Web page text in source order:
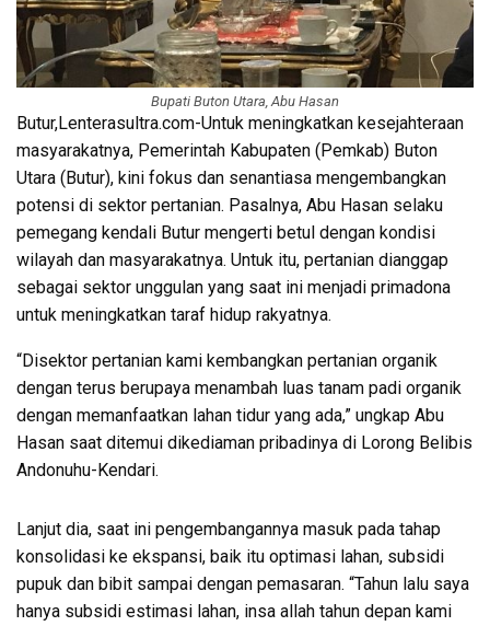
Bupati Buton Utara, Abu Hasan
Butur,Lenterasultra.com-Untuk meningkatkan kesejahteraan
masyarakatnya, Pemerintah Kabupaten (Pemkab) Buton
Utara (Butur), kini fokus dan senantiasa mengembangkan
potensi di sektor pertanian. Pasalnya, Abu Hasan selaku
pemegang kendali Butur mengerti betul dengan kondisi
wilayah dan masyarakatnya. Untuk itu, pertanian dianggap
sebagai sektor unggulan yang saat ini menjadi primadona
untuk meningkatkan taraf hidup rakyatnya.
“Disektor pertanian kami kembangkan pertanian organik
dengan terus berupaya menambah luas tanam padi organik
dengan memanfaatkan lahan tidur yang ada,” ungkap Abu
Hasan saat ditemui dikediaman pribadinya di Lorong Belibis
Andonuhu-Kendari.
Lanjut dia, saat ini pengembangannya masuk pada tahap
konsolidasi ke ekspansi, baik itu optimasi lahan, subsidi
pupuk dan bibit sampai dengan pemasaran. “Tahun lalu saya
hanya subsidi estimasi lahan, insa allah tahun depan kami